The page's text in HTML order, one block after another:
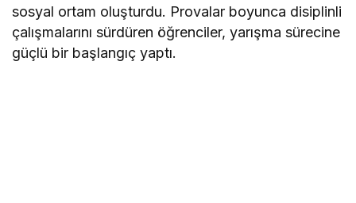
sosyal ortam oluşturdu. Provalar boyunca disiplinli
çalışmalarını sürdüren öğrenciler, yarışma sürecine
güçlü bir başlangıç yaptı.